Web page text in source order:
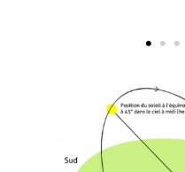
La part de l'ombre
Petites architectures
• • •